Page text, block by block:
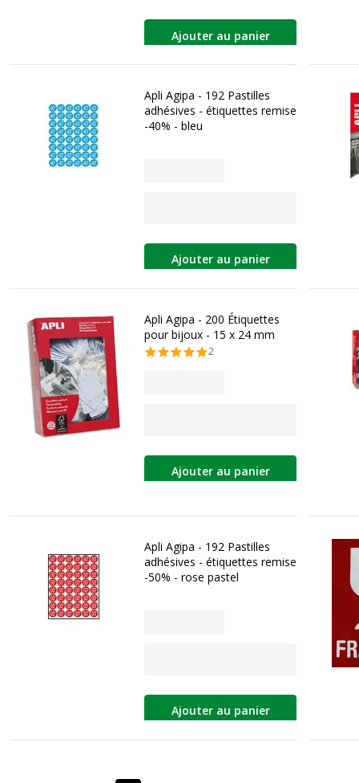
Ajouter au panier
Apli Agipa - 192 Pastilles
adhésives - étiquettes remise
-40% - bleu
Ajouter au panier
Apli Agipa - 200 Étiquettes
pour bijoux - 15 x 24 mm
2
Ajouter au panier
Apli Agipa - 192 Pastilles
adhésives - étiquettes remise
-50% - rose pastel
Ajouter au panier